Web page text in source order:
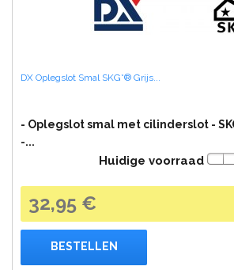
DX Oplegslot Smal SKG*® Grijs...
- Oplegslot smal met cilinderslot -
-...
Huidige voorraad
32,95 €
BESTELLEN